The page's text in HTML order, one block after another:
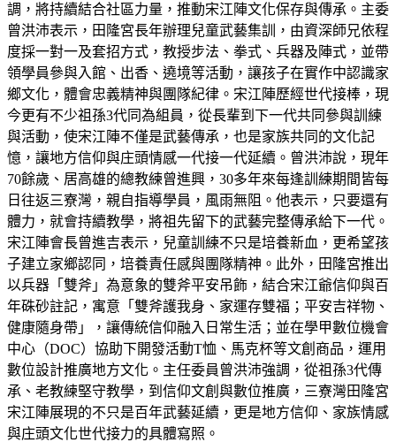
調，將持續結合社區力量，推動宋江陣文化保存與傳承。主委
曾洪沛表示，田隆宮長年辦理兒童武藝集訓，由資深師兄依程
度採一對一及套招方式，教授步法、拳式、兵器及陣式，並帶
領學員參與入館、出香、遶境等活動，讓孩子在實作中認識家
鄉文化，體會忠義精神與團隊紀律。宋江陣歷經世代接棒，現
今更有不少祖孫3代同為組員，從長輩到下一代共同參與訓練
與活動，使宋江陣不僅是武藝傳承，也是家族共同的文化記
憶，讓地方信仰與庄頭情感一代接一代延續。曾洪沛說，現年
70餘歲、居高雄的總教練曾進興，30多年來每逢訓練期間皆每
日往返三寮灣，親自指導學員，風雨無阻。他表示，只要還有
體力，就會持續教學，將祖先留下的武藝完整傳承給下一代。
宋江陣會長曾進吉表示，兒童訓練不只是培養新血，更希望孩
子建立家鄉認同，培養責任感與團隊精神。此外，田隆宮推出
以兵器「雙斧」為意象的雙斧平安吊飾，結合宋江爺信仰與百
年硃砂註記，寓意「雙斧護我身、家運存雙福；平安吉祥物、
健康隨身帶」，讓傳統信仰融入日常生活；並在學甲數位機會
中心（DOC）協助下開發活動T恤、馬克杯等文創商品，運用
數位設計推廣地方文化。主任委員曾洪沛強調，從祖孫3代傳
承、老教練堅守教學，到信仰文創與數位推廣，三寮灣田隆宮
宋江陣展現的不只是百年武藝延續，更是地方信仰、家族情感
與庄頭文化世代接力的具體寫照。